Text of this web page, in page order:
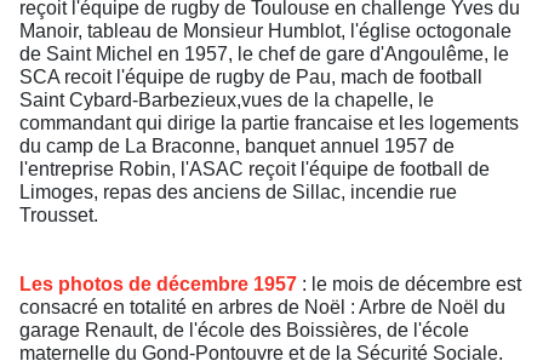
reçoit l'équipe de rugby de Toulouse en challenge Yves du
Manoir, tableau de Monsieur Humblot, l'église octogonale
de Saint Michel en 1957, le chef de gare d'Angoulême, le
SCA recoit l'équipe de rugby de Pau, mach de football
Saint Cybard-Barbezieux,vues de la chapelle, le
commandant qui dirige la partie francaise et les logements
du camp de La Braconne, banquet annuel 1957 de
l'entreprise Robin, l'ASAC reçoit l'équipe de football de
Limoges, repas des anciens de Sillac, incendie rue
Trousset.
Les photos de décembre 1957 : le mois de décembre est
consacré en totalité en arbres de Noël : Arbre de Noël du
garage Renault, de l'école des Boissières, de l'école
maternelle du Gond-Pontouvre et de la Sécurité Sociale.